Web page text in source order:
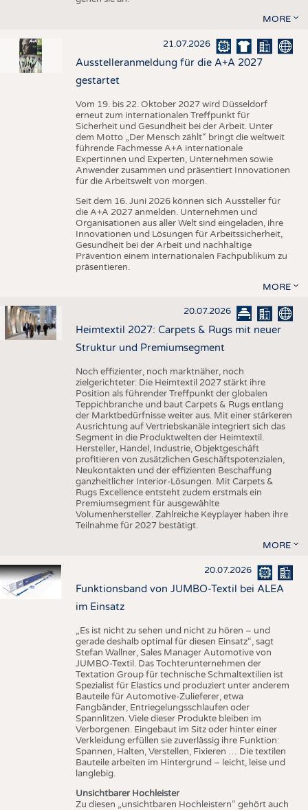
MORE
21.07.2026
Ausstelleranmeldung für die A+A 2027
gestartet
Vom 19. bis 22. Oktober 2027 wird Düsseldorf
erneut zum internationalen Treffpunkt für
Sicherheit und Gesundheit bei der Arbeit. Unter
dem Motto „Der Mensch zählt“ bringt die weltweit
führende Fachmesse A+A internationale
Expertinnen und Experten, Unternehmen sowie
Anwender zusammen und präsentiert Innovationen
für die Arbeitswelt von morgen.
Seit dem 16. Juni 2026 können sich Aussteller für
die A+A 2027 anmelden. Unternehmen und
Organisationen aus aller Welt sind eingeladen, ihre
Innovationen und Lösungen für Arbeitssicherheit,
Gesundheit bei der Arbeit und nachhaltige
Prävention einem internationalen Fachpublikum zu
präsentieren.
MORE
20.07.2026
Heimtextil 2027: Carpets & Rugs mit neuer
Struktur und Premiumsegment
Noch effizienter, noch marktnäher, noch
zielgerichteter: Die Heimtextil 2027 stärkt ihre
Position als führender Treffpunkt der globalen
Teppichbranche und baut Carpets & Rugs entlang
der Marktbedürfnisse weiter aus. Mit einer stärkeren
Ausrichtung auf Vertriebskanäle integriert sich das
Segment in die Produktwelten der Heimtextil.
Hersteller, Handel, Industrie, Objektgeschäft
profitieren von zusätzlichen Geschäftspotenzialen,
Neukontakten und der effizienten Beschaffung
ganzheitlicher Interior-Lösungen. Mit Carpets &
Rugs Excellence entsteht zudem erstmals ein
Premiumsegment für ausgewählte
Volumenhersteller. Zahlreiche Keyplayer haben ihre
Teilnahme für 2027 bestätigt.
MORE
20.07.2026
Funktionsband von JUMBO-Textil bei ALEA
im Einsatz
„Es ist nicht zu sehen und nicht zu hören – und
gerade deshalb optimal für diesen Einsatz“, sagt
Stefan Wallner, Sales Manager Automotive von
JUMBO-Textil. Das Tochterunternehmen der
Textation Group für technische Schmaltextilien ist
Spezialist für Elastics und produziert unter anderem
Bauteile für Automotive-Zulieferer, etwa
Fangbänder, Entriegelungsschlaufen oder
Spannlitzen. Viele dieser Produkte bleiben im
Verborgenen. Eingebaut im Sitz oder hinter einer
Verkleidung erfüllen sie zuverlässig ihre Funktion:
Spannen, Halten, Verstellen, Fixieren … Die textilen
Bauteile arbeiten im Hintergrund – leicht, leise und
langlebig.
Unsichtbarer Hochleister
Zu diesen „unsichtbaren Hochleistern“ gehört auch